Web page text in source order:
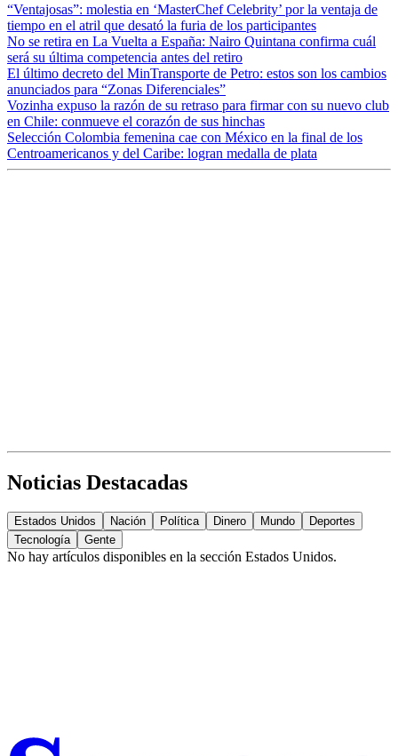
“Ventajosas”: molestia en ‘MasterChef Celebrity’ por la ventaja de
tiempo en el atril que desató la furia de los participantes
No se retira en La Vuelta a España: Nairo Quintana confirma cuál
será su última competencia antes del retiro
El último decreto del MinTransporte de Petro: estos son los cambios
anunciados para “Zonas Diferenciales”
Vozinha expuso la razón de su retraso para firmar con su nuevo club
en Chile: conmueve el corazón de sus hinchas
Selección Colombia femenina cae con México en la final de los
Centroamericanos y del Caribe: logran medalla de plata
Noticias Destacadas
Estados Unidos Nación Política Dinero Mundo
Deportes
Tecnología
Gente
No hay artículos disponibles en la sección Estados Unidos.